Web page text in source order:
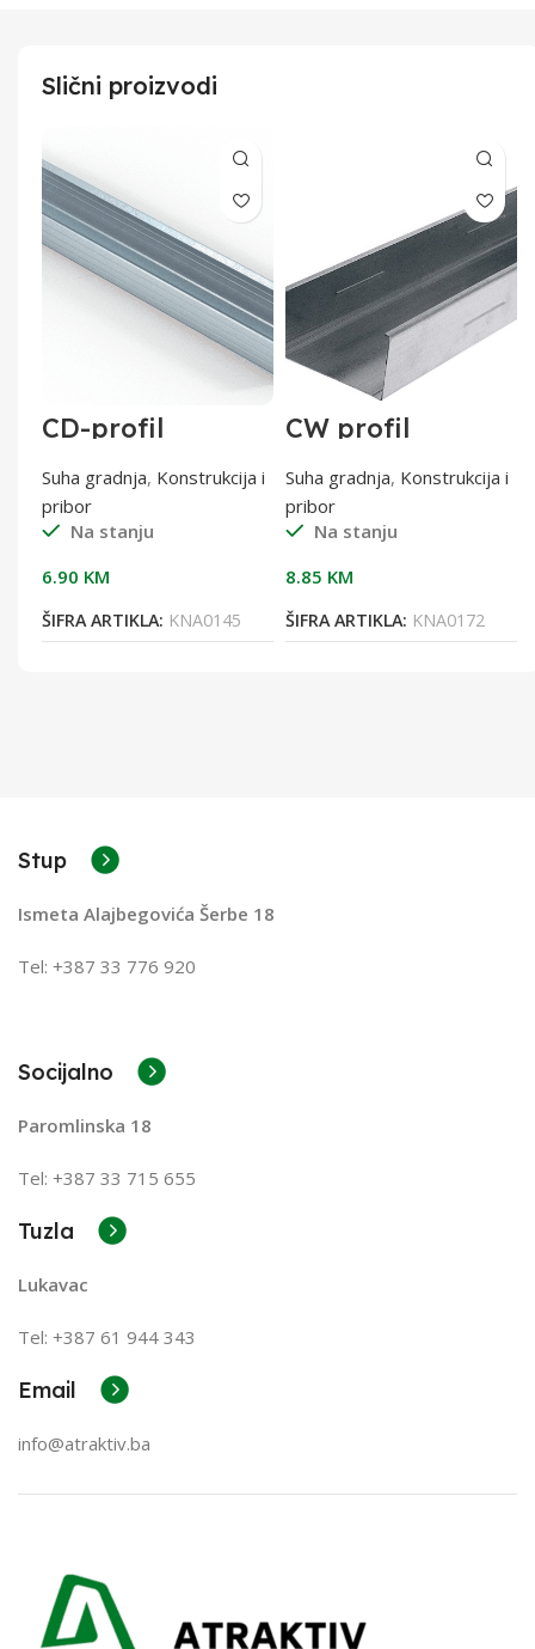
Slični proizvodi
CD-profil
60x27x0,6 od 4 m
0,6 mm
Suha gradnja, Konstrukcija i
pribor
Na stanju
6.90 KM
ŠIFRA ARTIKLA: KNA0145
CW profil
50/4000 0,6 mm
Suha gradnja, Konstrukcija i
pribor
Na stanju
8.85 KM
ŠIFRA ARTIKLA: KNA0172
Stup
Ismeta Alajbegovića Šerbe 18
Tel: +387 33 776 920
Socijalno
Paromlinska 18
Tel: +387 33 715 655
Tuzla
Lukavac
Tel: +387 61 944 343
Email
info@atraktiv.ba